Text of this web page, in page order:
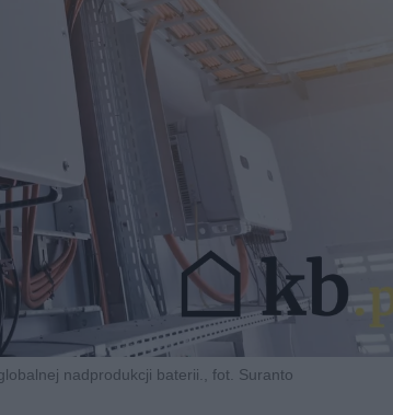
nadprodukcji baterii., fot. Suranto